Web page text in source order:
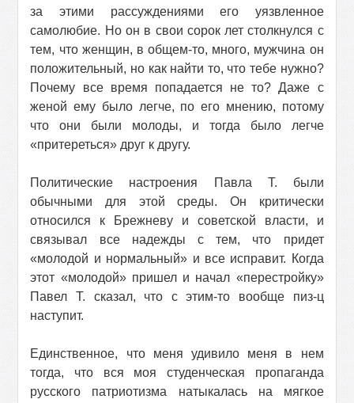
за этими рассуждениями его уязвленное
самолюбие. Но он в свои сорок лет столкнулся с
тем, что женщин, в общем-то, много, мужчина он
положительный, но как найти то, что тебе нужно?
Почему все время попадается не то? Даже с
женой ему было легче, по его мнению, потому
что они были молоды, и тогда было легче
«притереться» друг к другу.
Политические настроения Павла Т. были
обычными для этой среды. Он критически
относился к Брежневу и советской власти, и
связывал все надежды с тем, что придет
«молодой и нормальный» и все исправит. Когда
этот «молодой» пришел и начал «перестройку»
Павел Т. сказал, что с этим-то вообще пиз-ц
наступит.
Единственное, что меня удивило меня в нем
тогда, что вся моя студенческая пропаганда
русского патриотизма натыкалась на мягкое